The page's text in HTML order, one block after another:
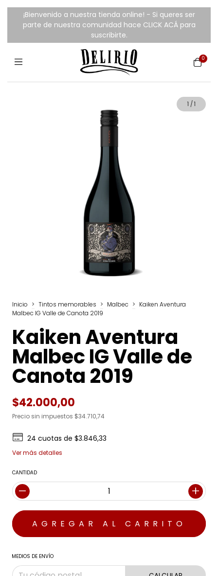
¡Bienvenido a nuestra tienda online! - Si queres ser
parte de nuestra comunidad hace CLICK ACÁ para
suscribirte.
0
1 /1
Inicio > Tintos memorables > Malbec > Kaiken Aventura
Malbec IG Valle de Canota 2019
Kaiken Aventura
Malbec IG Valle de
Canota 2019
$42.000,00
Precio sin impuestos $34.710,74
24 cuotas de$3.846,33
Ver más detalles
CANTIDAD
MEDIOS DE ENVÍO